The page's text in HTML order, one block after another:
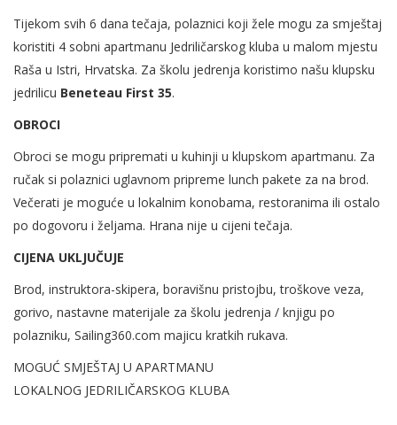
Tijekom svih 6 dana tečaja, polaznici koji žele mogu za smještaj
koristiti 4 sobni apartmanu Jedriličarskog kluba u malom mjestu
Raša u Istri, Hrvatska. Za školu jedrenja koristimo našu klupsku
jedrilicu Beneteau First 35.
OBROCI
Obroci se mogu pripremati u kuhinji u klupskom apartmanu. Za
ručak si polaznici uglavnom pripreme lunch pakete za na brod.
Večerati je moguće u lokalnim konobama, restoranima ili ostalo
po dogovoru i željama. Hrana nije u cijeni tečaja.
CIJENA UKLJUČUJE
Brod, instruktora-skipera, boravišnu pristojbu, troškove veza,
gorivo, nastavne materijale za školu jedrenja / knjigu po
polazniku, Sailing360.com majicu kratkih rukava.
MOGUĆ SMJEŠTAJ U APARTMANU
LOKALNOG JEDRILIČARSKOG KLUBA